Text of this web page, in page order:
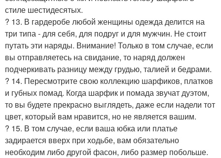
стиле шестидесятых.
? 13. В гардеробе любой женщины одежда делится на
три типа - для себя, для подруг и для мужчин. Не стоит
путать эти наряды. Внимание! Только в том случае, если
вы отправляетесь на свидание, то наряд должен
подчеркивать разницу между грудью, талией и бедрами.
? 14. Пересмотрите свою коллекцию шарфиков, платков
и губных помад. Когда шарфик и помада звучат дуэтом,
то вы будете прекрасно выглядеть, даже если надели тот
цвет, который вам нравится, но не является вашим.
? 15. В том случае, если ваша юбка или платье
задирается вверх при ходьбе, вам обязательно
необходим либо другой фасон, либо размер побольше.